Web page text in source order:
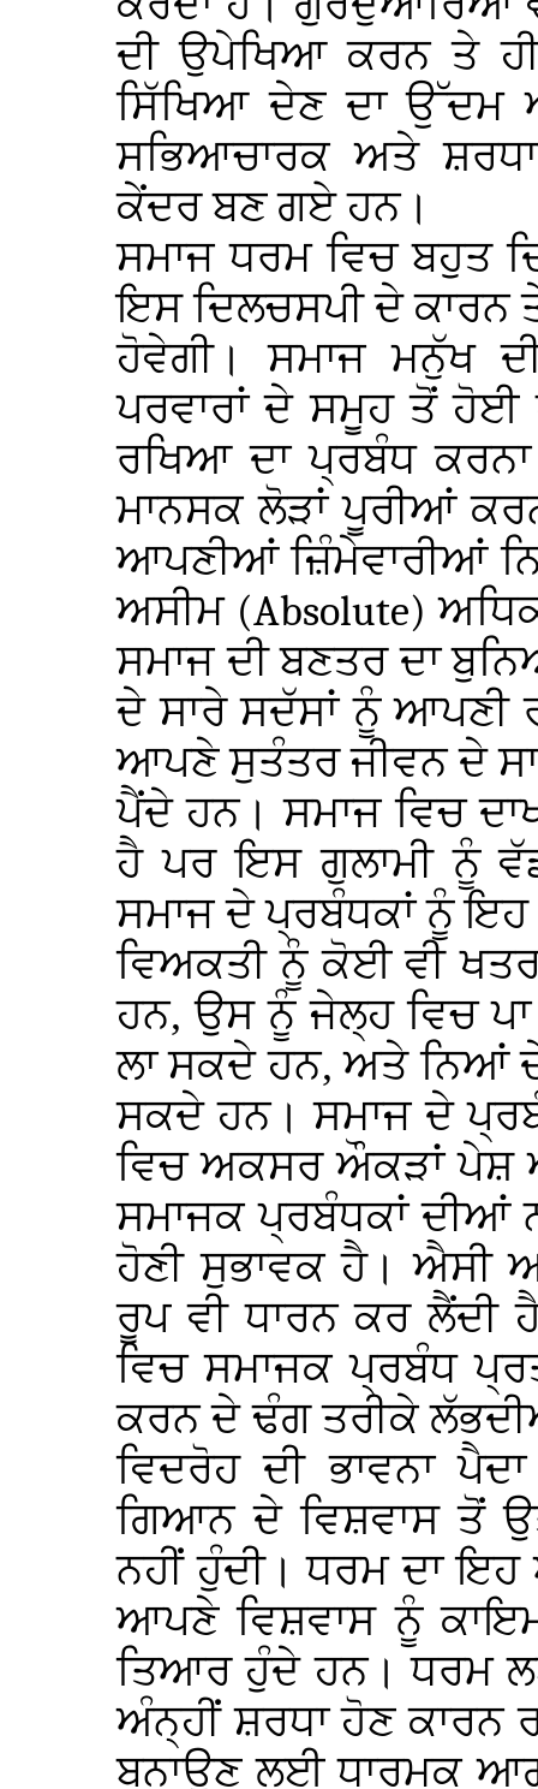
ਦੀ ਉਪੇਖਿਆ ਕਰਨ ਤੇ ਹੀ
ਸਿੱਖਿਆ ਦੇਣ ਦਾ
ਸਭਿਆਚਾਰਕ ਅਤੇ
ਕੇਂਦਰ ਬਣ ਗਏ ਹਨ।
ਸਮਾਜ ਧਰਮ ਵਿਚ ਬਹੁਤ
ਇਸ ਦਿਲਚਸਪੀ ਦੇ ਕਾਰਨ
ਹੋਵੇਗੀ। ਸਮਾਜ ਮਨੁੱਖ
ਪਰਵਾਰਾਂ ਦੇ ਸਮੂਹ ਤੋਂ ਹੋਈ
ਰਖਿਆ ਦਾ ਪ੍ਰਬੰਧ
ਮਾਨਸਕ ਲੋੜਾਂ ਪੂਰੀਆਂ
ਆਪਣੀਆਂ ਜ਼ਿੰਮੇਵਾਰੀਆਂ
ਅਸੀਮ (Absolute)
ਸਮਾਜ ਦੀ ਬਣਤਰ ਦਾ
ਦੇ ਸਾਰੇ ਸਦੱਸਾਂ ਨੂੰ
ਆਪਣੇ ਸੁਤੰਤਰ ਜੀਵਨ ਦੇ
ਪੈਂਦੇ ਹਨ। ਸਮਾਜ ਵਿਚ
ਹੈ ਪਰ ਇਸ ਗੁਲਾਮੀ ਨੂੰ
ਸਮਾਜ ਦੇ ਪ੍ਰਬੰਧਕਾਂ ਨੂੰ ਇਹ
ਵਿਅਕਤੀ ਨੂੰ ਕੋਈ ਵੀ
ਹਨ, ਉਸ ਨੂੰ ਜੇਲ੍ਹ ਵਿਚ
ਲਾ ਸਕਦੇ ਹਨ, ਅਤੇ ਨਿਆਂ
ਸਕਦੇ ਹਨ। ਸਮਾਜ ਦੇ
ਵਿਚ ਅਕਸਰ ਔਕੜਾਂ ਪੇਸ਼
ਸਮਾਜਕ ਪ੍ਰਬੰਧਕਾਂ ਦੀਆਂ
ਹੋਣੀ ਸੁਭਾਵਕ ਹੈ। ਐਸੀ
ਰੂਪ ਵੀ ਧਾਰਨ ਕਰ ਲੈਂਦੀ
ਵਿਚ ਸਮਾਜਕ ਪ੍ਰਬੰਧ
ਕਰਨ ਦੇ ਢੰਗ ਤਰੀਕੇ
ਵਿਦਰੋਹ ਦੀ ਭਾਵਨਾ
ਗਿਆਨ ਦੇ ਵਿਸ਼ਵਾਸ ਤੋਂ
ਨਹੀਂ ਹੁੰਦੀ। ਧਰਮ ਦਾ
ਆਪਣੇ ਵਿਸ਼ਵਾਸ ਨੂੰ
ਤਿਆਰ ਹੁੰਦੇ ਹਨ। ਧਰਮ
ਅੰਨ੍ਹੀਂ ਸ਼ਰਧਾ ਹੋਣ ਕਾਰਨ
ਬਨਾਉਣ ਲਈ ਧਾਰਮਕ